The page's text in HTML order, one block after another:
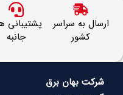
ارسال به سراسر
کشور
پشتیبانی همه
جانبه
شرکت بهان برق